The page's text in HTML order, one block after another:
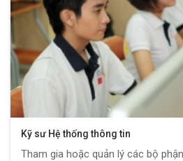
Kỹ sư Hệ thống thông tin
Tham gia hoặc quản lý các bộ